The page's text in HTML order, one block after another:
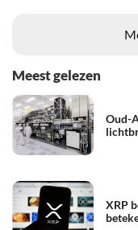
Meest gelezen
Oud-
XRP